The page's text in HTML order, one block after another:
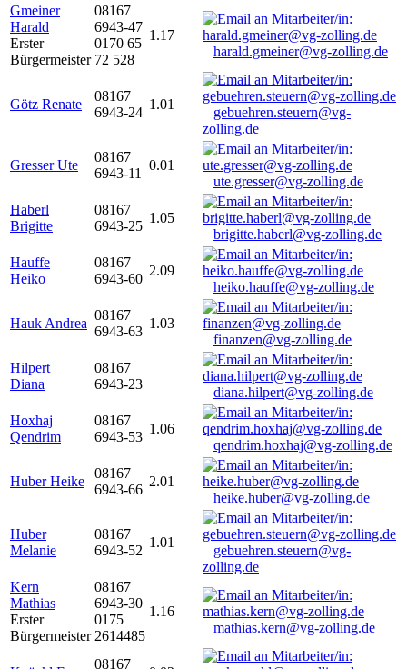
Gmeiner
Harald
Erster
Bürgermeister
08167
6943-47
0170 65
72 528
1.17
harald.gmeiner@vg-zolling.de
Götz Renate
08167
6943-24
1.01
gebuehren.steuern@vg-
zolling.de
Gresser Ute
08167
6943-11
0.01
ute.gresser@vg-zolling.de
Haberl
Brigitte
08167
6943-25
1.05
brigitte.haberl@vg-zolling.de
Hauffe
Heiko
08167
6943-60
2.09
heiko.hauffe@vg-zolling.de
Hauk Andrea
08167
6943-63
1.03
finanzen@vg-zolling.de
Hilpert
Diana
08167
6943-23
diana.hilpert@vg-zolling.de
Hoxhaj
Qendrim
08167
6943-53
1.06
qendrim.hoxhaj@vg-zolling.de
Huber Heike
08167
6943-66
2.01
heike.huber@vg-zolling.de
Huber
Melanie
08167
6943-52
1.01
gebuehren.steuern@vg-
zolling.de
Kern
Mathias
Erster
Bürgermeister
08167
6943-30
0175
2614485
1.16
mathias.kern@vg-zolling.de
08167